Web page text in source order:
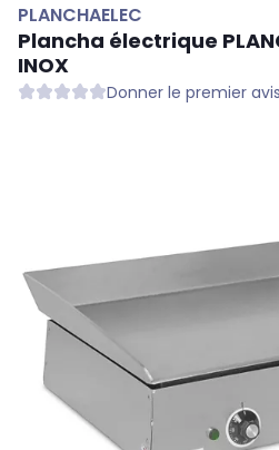
PLANCHAELEC
Plancha électrique
INOX
Donner le premier avis